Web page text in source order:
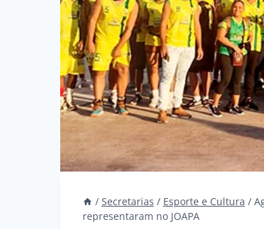
/ Secretarias / Esporte e Cultura /
representaram no JOAPA